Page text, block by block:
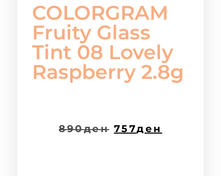
COLORGRAM
Fruity Glass
Tint 08 Lovely
Raspberry 2.8g
890ден 757ден